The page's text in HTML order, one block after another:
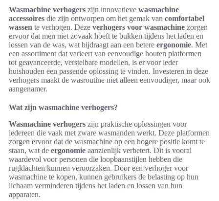
Wasmachine verhogers zijn innovatieve wasmachine
accessoires die zijn ontworpen om het gemak van comfortabel
wassen te verhogen. Deze verhogers voor wasmachine zorgen
ervoor dat men niet zovaak hoeft te bukken tijdens het laden en
lossen van de was, wat bijdraagt aan een betere ergonomie. Met
een assortiment dat varieert van eenvoudige houten platformen
tot geavanceerde, verstelbare modellen, is er voor ieder
huishouden een passende oplossing te vinden. Investeren in deze
verhogers maakt de wasroutine niet alleen eenvoudiger, maar ook
aangenamer.
Wat zijn wasmachine verhogers?
Wasmachine verhogers zijn praktische oplossingen voor
iedereen die vaak met zware wasmanden werkt. Deze platformen
zorgen ervoor dat de wasmachine op een hogere positie komt te
staan, wat de ergonomie aanzienlijk verbetert. Dit is vooral
waardevol voor personen die loopbaanstijlen hebben die
rugklachten kunnen veroorzaken. Door een verhoger voor
wasmachine te kopen, kunnen gebruikers de belasting op hun
lichaam verminderen tijdens het laden en lossen van hun
apparaten.